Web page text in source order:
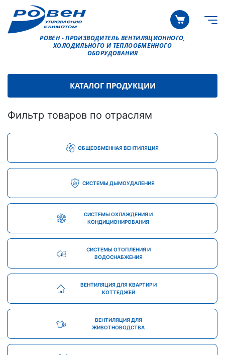
РОВЕН - ПРОИЗВОДИТЕЛЬ ВЕНТИЛЯЦИОННОГО,
ХОЛОДИЛЬНОГО И ТЕПЛООБМЕННОГО
ОБОРУДОВАНИЯ
КАТАЛОГ ПРОДУКЦИИ
Фильтр товаров по отраслям
ОБЩЕОБМЕННАЯ ВЕНТИЛЯЦИЯ
СИСТЕМЫ ДЫМОУДАЛЕНИЯ
СИСТЕМЫ ОХЛАЖДЕНИЯ И
КОНДИЦИОНИРОВАНИЯ
СИСТЕМЫ ОТОПЛЕНИЯ И
ВОДОСНАБЖЕНИЯ
ВЕНТИЛЯЦИЯ ДЛЯ КВАРТИР И
КОТТЕДЖЕЙ
ВЕНТИЛЯЦИЯ ДЛЯ
ЖИВОТНОВОДСТВА